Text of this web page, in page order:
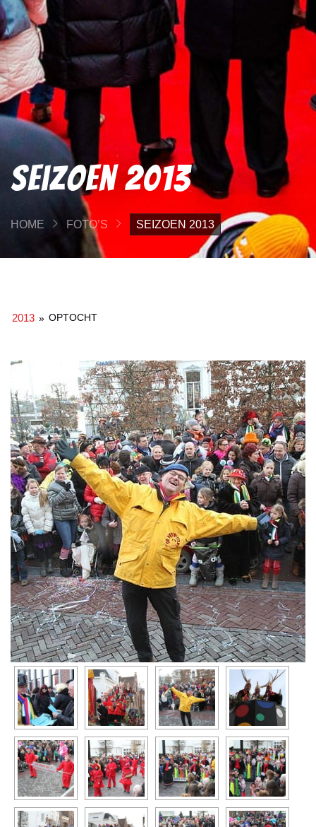
Seizoen 2013
HOME FOTO’S SEIZOEN 2013
2013 » OPTOCHT